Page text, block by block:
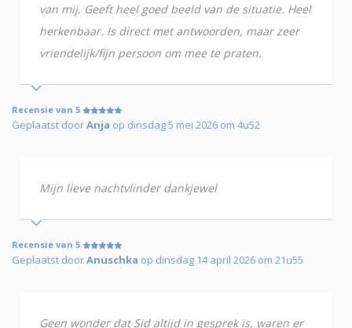
van mij. Geeft heel goed beeld van de situatie. Heel
herkenbaar. Is direct met antwoorden, maar zeer
vriendelijk/fijn persoon om mee te praten.
Recensie van 5
Geplaatst doorAnja op dinsdag 5 mei 2026 om 4u52
Mijn lieve nachtvlinder dankjewel
Recensie van 5
Geplaatst doorAnuschka op dinsdag 14 april 2026 om 21u55
Geen wonder dat Sid altijd in gesprek is, waren er